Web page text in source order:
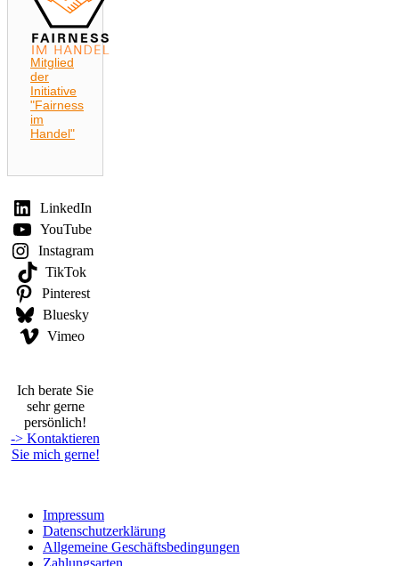
Mitglied
der
Initiative
"Fairness
im
Handel"
LinkedIn
YouTube
Instagram
TikTok
Pinterest
Bluesky
Vimeo
Ich berate Sie
sehr gerne
persönlich!
-> Kontaktieren
Sie mich gerne!
Impressum
Datenschutzerklärung
Allgemeine Geschäftsbedingungen
Zahlungsarten